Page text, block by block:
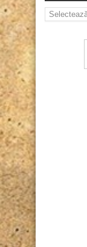
Arhiva